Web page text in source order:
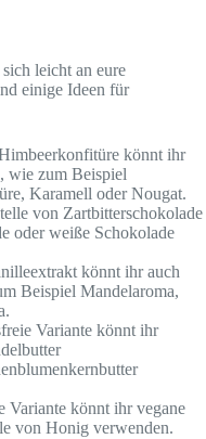
leicht an eure
einige Ideen für
könnt ihr
wie zum Beispiel
Karamell oder Nougat.
von Zartbitterschokolade
oder weiße Schokolade
könnt ihr auch
Beispiel Mandelaroma,
Variante könnt ihr
Variante könnt ihr vegane
von Honig verwenden.